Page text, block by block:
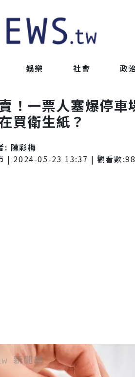
娛樂 社會 政
！一票人塞爆停
買衛生紙？
: 陳彩梅
| 2024-05-23 13:37 | 觀看數: